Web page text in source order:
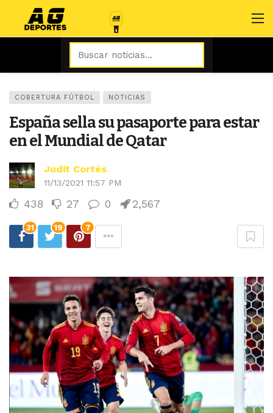
COBERTURA FÚTBOL NOTICIAS
España sella su pasaporte para estar
en el Mundial de Qatar
Judit Cortés
11/13/2021 11:57 PM
438 27 0 2,567
31 19 7